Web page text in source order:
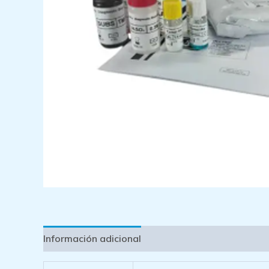
Información adicional